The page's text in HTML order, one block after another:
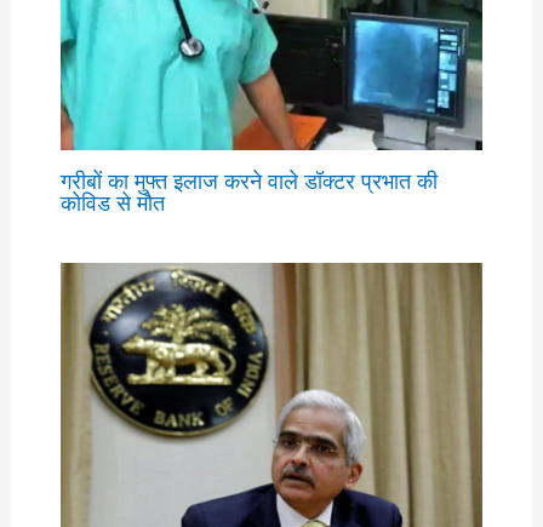
गरीबों का मुफ्त इलाज करने वाले डॉक्टर प्रभात की
कोविड से मौत